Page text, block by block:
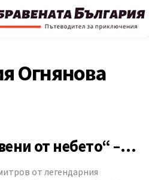
Огнянова
от небето“ –…
от легендарния